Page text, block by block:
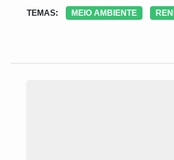
TEMAS:
MEIO AMBIENTE